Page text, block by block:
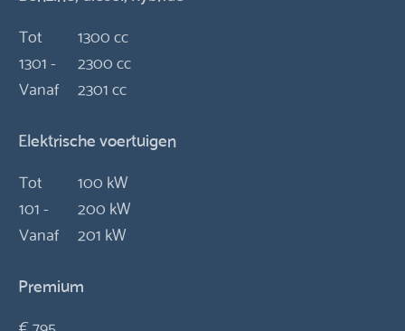
Tot
1300 cc
1301 -
2300 cc
Vanaf
2301 cc
Elektrische voertuigen
Tot
100 kW
101 -
200 kW
Vanaf
201 kW
Premium